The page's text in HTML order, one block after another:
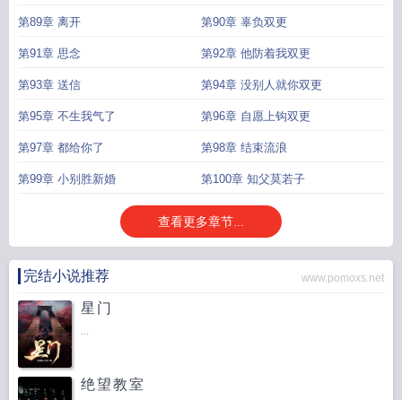
第89章 离开 第90章 辜负双更
第91章 思念 第92章 他防着我双更
第93章 送信 第94章 没别人就你双更
第95章 不生我气了 第96章 自愿上钩双更
第97章 都给你了 第98章 结束流浪
第99章 小别胜新婚 第100章 知父莫若子
查看更多章节...
完结小说推荐 www.pomoxs.net
星门
...
绝望教室